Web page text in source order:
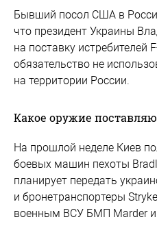
Бывший посол США в
что президент Украины
на поставку истребителей
обязательство не
на территории России.
Какое оружие
На прошлой неделе Киев
боевых машин пехоты
планирует передать
и бронетранспортеры
военным ВСУ БМП Marder и